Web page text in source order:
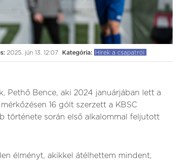
2025. jún 13. 12:07 Kategória: Hírek a csapatról
Pethő Bence, aki 2024 januárjában lett a
16 gólt szerzett a KBSC
története során első alkalommal feljutott
élményt, akikkel átélhettem mindent,
július 25. (szombat) 19:00